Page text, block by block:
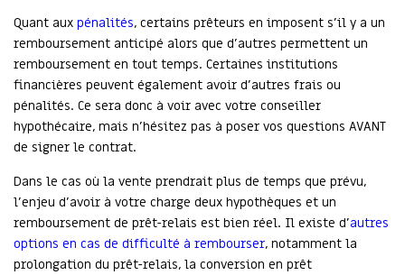
Quant aux pénalités, certains prêteurs en imposent s’il y a un
remboursement anticipé alors que d’autres permettent un
remboursement en tout temps. Certaines institutions
financières peuvent également avoir d’autres frais ou
pénalités. Ce sera donc à voir avec votre conseiller
hypothécaire, mais n’hésitez pas à poser vos questions AVANT
de signer le contrat.
Dans le cas où la vente prendrait plus de temps que prévu,
l’enjeu d’avoir à votre charge deux hypothèques et un
remboursement de prêt-relais est bien réel. Il existe d’autres
options en cas de difficulté à rembourser, notamment la
prolongation du prêt-relais, la conversion en prêt